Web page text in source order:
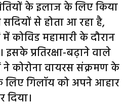
के इलाज के लिए किया
से होता आ रहा है,
कोविड महामारी के दौरान
प्रतिरक्षा-बढ़ाने वाले
कोरोना वायरस संक्रमण के
गिलॉय को अपने आहार